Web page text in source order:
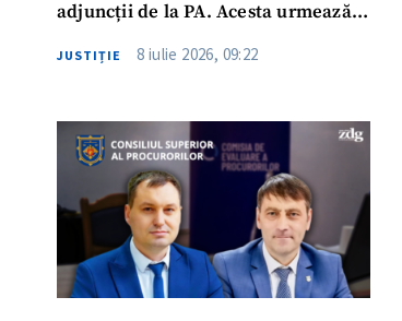
adjuncții de la PA. Acesta urmează
JUSTIȚIE 8 iulie 2026, 09:22